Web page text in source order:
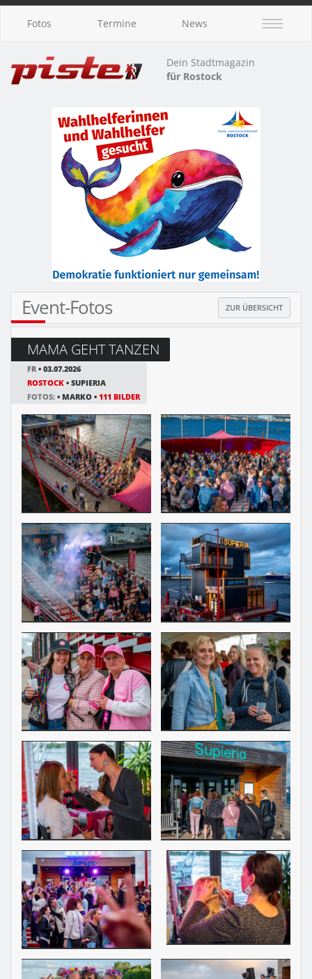
Fotos Termine News
Dein Stadtmagazin
für Rostock
Event-Fotos ZUR ÜBERSICHT
MAMA GEHT TANZEN
FR • 03.07.2026
ROSTOCK • SUPIERIA
FOTOS: • MARKO • 111 BILDER